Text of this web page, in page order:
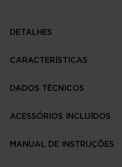
DETALHES
CARACTERÍSTICAS
DADOS TÉCNICOS
ACESSÓRIOS INCLUÍDOS
MANUAL DE INSTRUÇÕES